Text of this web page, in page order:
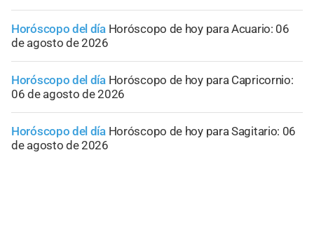
Horóscopo del día Horóscopo de hoy para Acuario: 06
de agosto de 2026
Horóscopo del día Horóscopo de hoy para Capricornio:
06 de agosto de 2026
Horóscopo del día Horóscopo de hoy para Sagitario: 06
de agosto de 2026